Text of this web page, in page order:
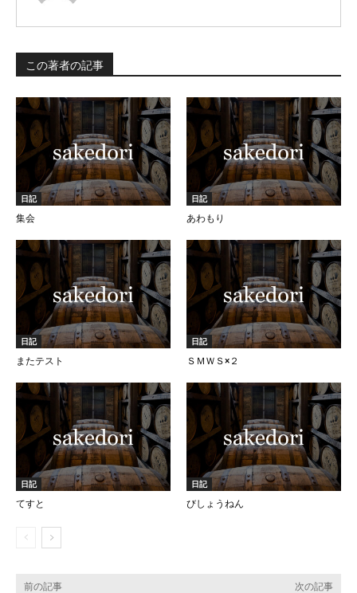
この著者の記事
日記
集会
日記
あわもり
日記
またテスト
日記
ＳＭＷＳ×２
日記
てすと
日記
びしょうねん
前の記事 次の記事